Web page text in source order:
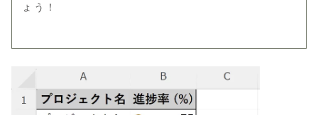
ょう！